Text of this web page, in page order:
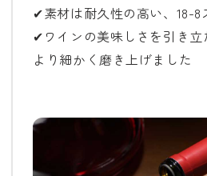
✔素材は耐久性の高い、18-8
✔ワインの美味しさを引き立
より細かく磨き上げました